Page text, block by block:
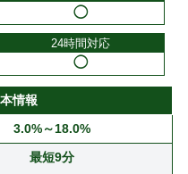
◯
24時間対応
◯
情報
3.0%～18.0%
最短9分